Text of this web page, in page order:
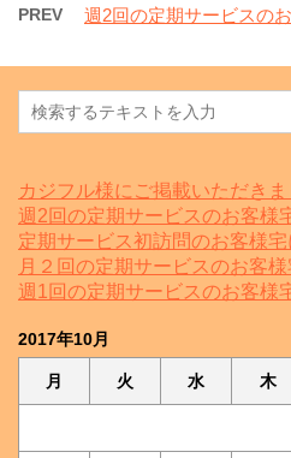
PREV 週2回の定期サービスの
カジフル様にご掲載いただきま
週2回の定期サービスのお客様
定期サービス初訪問のお客様宅
月２回の定期サービスのお客様
週1回の定期サービスのお客様
2017年10月
月 火 水 木